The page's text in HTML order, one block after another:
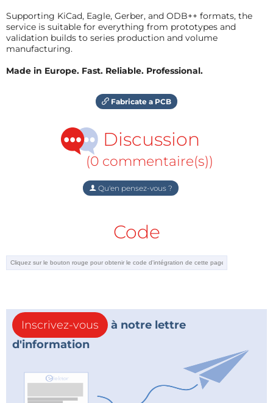
Supporting KiCad, Eagle, Gerber, and ODB++ formats, the
service is suitable for everything from prototypes and
validation builds to series production and volume
manufacturing.
Made in Europe. Fast. Reliable. Professional.
Fabricate a PCB
Discussion
(0 commentaire(s))
Qu'en pensez-vous ?
Code
Inscrivez-vous
à notre lettre
d'information